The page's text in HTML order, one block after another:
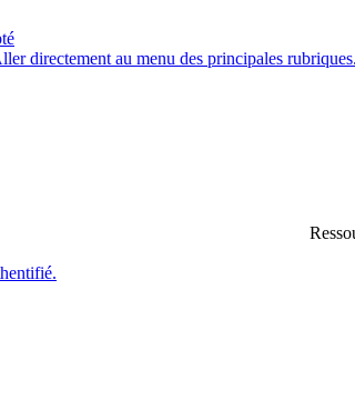
directement au menu des principales rubriques.